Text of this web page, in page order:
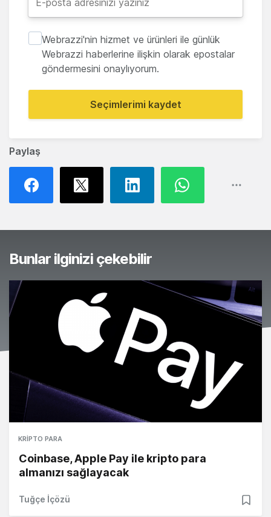
Paylaş
Webrazzi'nin hizmet ve ürünleri ile günlük
Webrazzi haberlerine ilişkin olarak epostalar
göndermesini onaylıyorum.
Seçimlerimi kaydet
Bunlar ilginizi çekebilir
KRIPTO PARA
Coinbase, Apple Pay ile kripto para
almanızı sağlayacak
Tuğçe İçözü